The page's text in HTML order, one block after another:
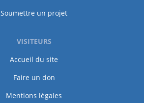
Soumettre un projet
VISITEURS
Accueil du site
Faire un don
Mentions légales